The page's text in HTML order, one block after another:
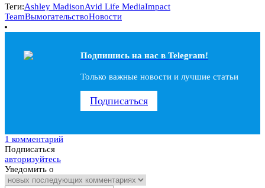
Теги:Ashley MadisonAvid Life MediaImpact
TeamВымогательствоНовости
Подпишись на наc в Telegram!
Только важные новости и лучшие статьи
Подписаться
1 комментарий
Подписаться
авторизуйтесь
Уведомить о